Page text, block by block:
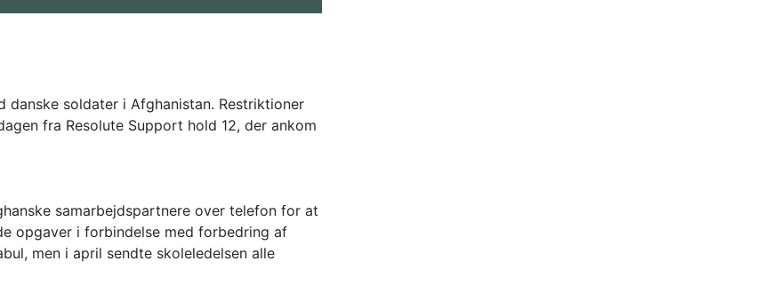
soldater i Afghanistan. Restriktioner
fra Resolute Support hold 12, der ankom
samarbejdspartnere over telefon for at
opgaver i forbindelse med forbedring af
men i april sendte skoleledelsen alle